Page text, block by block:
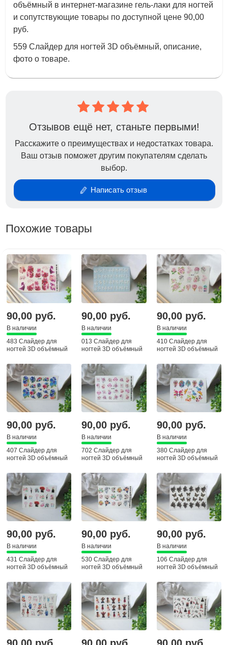
объёмный в интернет-магазине гель-лаки для ногтей
и сопутствующие товары по доступной цене 90,00
руб.
559 Слайдер для ногтей 3D объёмный, описание,
фото о товаре.
Отзывов ещё нет, станьте первыми!
Расскажите о преимуществах и недостатках товара.
Ваш отзыв поможет другим покупателям сделать
выбор.
Написать отзыв
Похожие товары
90,00 руб.
В наличии
483 Слайдер для
ногтей 3D объёмный
90,00 руб.
В наличии
013 Слайдер для
ногтей 3D объёмный
90,00 руб.
В наличии
410 Слайдер для
ногтей 3D объёмный
90,00 руб.
В наличии
407 Слайдер для
ногтей 3D объёмный
90,00 руб.
В наличии
702 Слайдер для
ногтей 3D объёмный
90,00 руб.
В наличии
380 Слайдер для
ногтей 3D объёмный
90,00 руб.
В наличии
431 Слайдер для
ногтей 3D объёмный
90,00 руб.
В наличии
530 Слайдер для
ногтей 3D объёмный
90,00 руб.
В наличии
106 Слайдер для
ногтей 3D объёмный